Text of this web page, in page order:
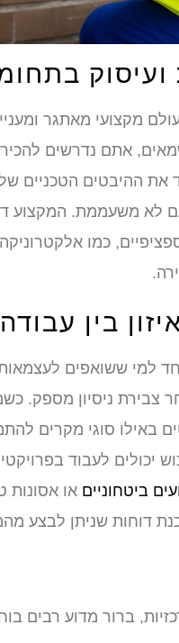
מקצועי מאתגר
אתם נדרשים
את ההיבטים
לא משעממת. המקצוע
כמו
בין
למי ששואפים
ניסיון מספק.
סוגי מקרים
יכולים לעבוד
ביטחוניים או
דוחות שניתן לבצע
ברור מדוע רבים